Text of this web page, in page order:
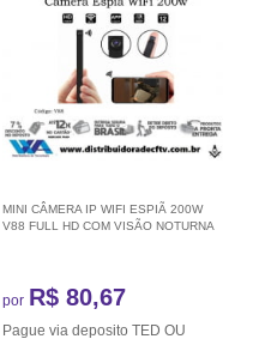
MINI CÂMERA IP WIFI ESPIÃ 200W
V88 FULL HD COM VISÃO NOTURNA
por R$ 80,67
Pague via deposito TED OU